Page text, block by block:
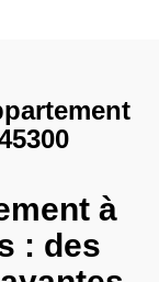
à
: des